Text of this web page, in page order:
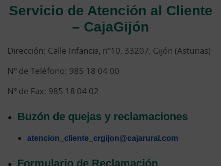
Servicio de Atención al Cliente
– CajaGijón
Dirección: Calle Infancia, nº10, 33207, Gijón (Asturias)
Nº de Teléfono: 985 18 04 00
Nº de Fax: 985 18 04 02
Buzón de quejas y reclamaciones
atencion_cliente_crgijon@cajarural.com
Formulario de Reclamación